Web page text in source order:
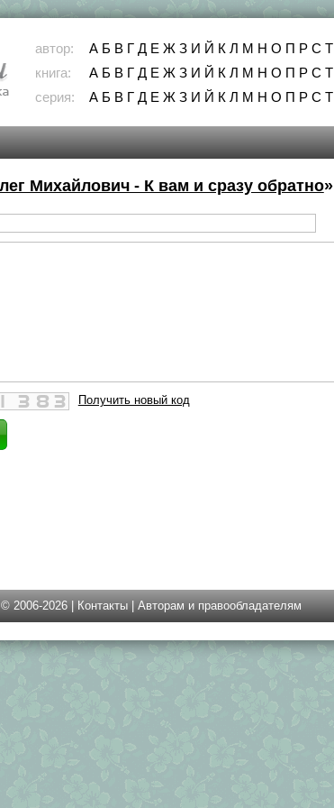
автор: А Б В Г Д Е Ж З И Й К Л М Н О П Р С Т
книга:
А Б В Г Д Е Ж З И Й К Л М Н О П Р С Т
серия:
А Б В Г Д Е Ж З И Й К Л М Н О П Р С Т
Михайлович - К вам и сразу обратно»
Получить новый код
2006-2026 | Контакты| Авторам и правообладателям